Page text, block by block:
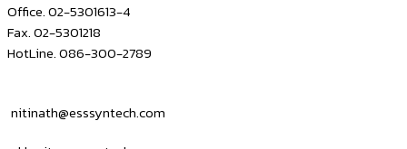
Office. 02-5301613-4
Fax. 02-5301218
HotLine. 086-300-2789
nitinath@esssyntech.com